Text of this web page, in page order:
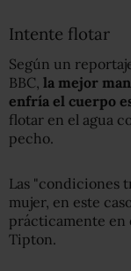
Intente flotar
Según un
BBC, la mejor
enfría el cuerpo
flotar en el agua
pecho.
Las "condiciones
mujer, en este
prácticamente en
Tipton.